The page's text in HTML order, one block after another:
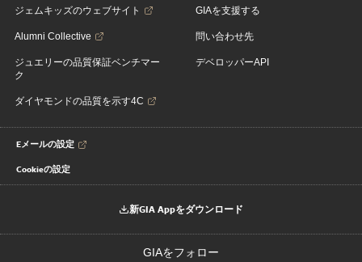
ジェムキッズのウェブサイト
Alumni Collective
ジュエリーの品質保証ベンチマー
ク
ダイヤモンドの品質を示す4C
GIAを支援する
問い合わせ先
デベロッパーAPI
Eメールの設定
Cookieの設定
新GIA Appをダウンロード
GIAをフォロー